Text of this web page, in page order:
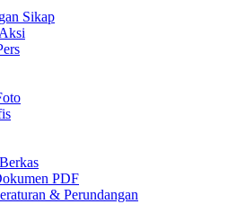
Sikap
PDF
& Perundangan